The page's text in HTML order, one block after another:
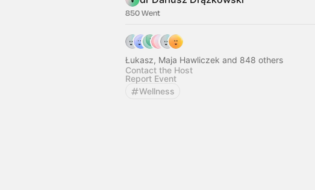
850 Went
Łukasz, Maja Hawliczek and 848 others
Contact the Host
Report Event
Wellness